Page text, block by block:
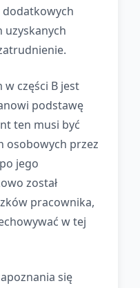
uzyskanych
części B jest
podstawę
ten musi być
osobowych przez
jego
został
pracownika,
w tej
się